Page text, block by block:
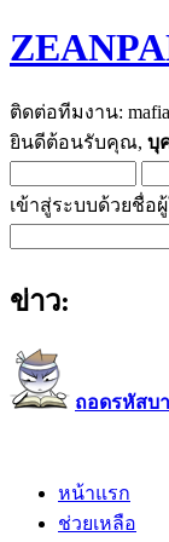
ติดต่อทีมงาน:
ยินดีต้อนรับคุณ, บุ
เข้าสู่ระบบด้วยชื่อ
ข่าว:
ถอดรหัสบ
หน้าแรก
ช่วยเหลือ